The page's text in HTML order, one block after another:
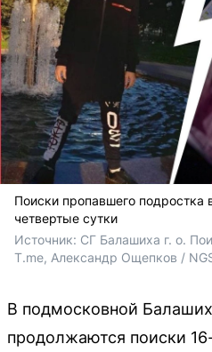
Поиски пропавшего
четвертые сутки
Источник: СГ Балашиха г. о.
T.me, Александр Ощепков /
В подмосковной
продолжаются поиски